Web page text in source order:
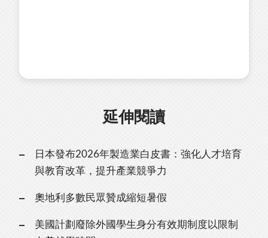
延伸閱讀
日本發布2026年製造業白皮書：強化人才培育
與教育改革，提升產業競爭力
奧地利多數民眾贊成縮短暑假
美國計劃廢除外國學生身分有效期制度以限制